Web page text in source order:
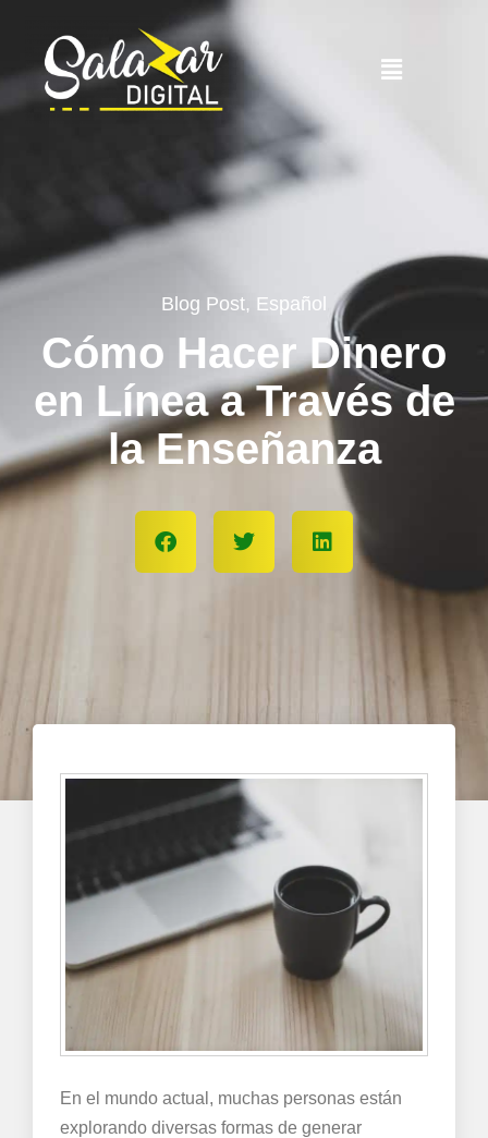
Blog Post, Español
Cómo Hacer Dinero
en Línea a Través de
la Enseñanza
En el mundo actual, muchas personas están
explorando diversas formas de generar